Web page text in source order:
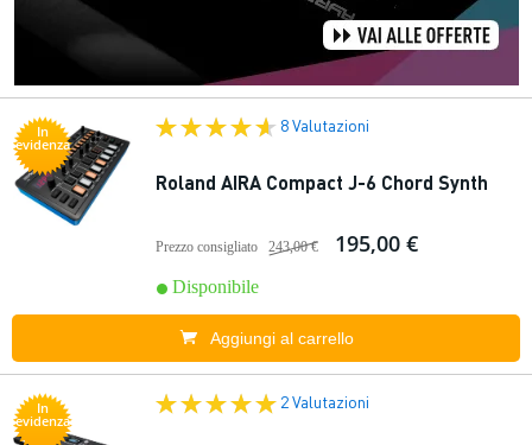
In
evidenza
8 Valutazioni
Roland AIRA Compact J-6 Chord Synth
Prezzo consigliato 243,00 € 195,00 €
Disponibile
Aggiungi al carrello
In
evidenza
2 Valutazioni